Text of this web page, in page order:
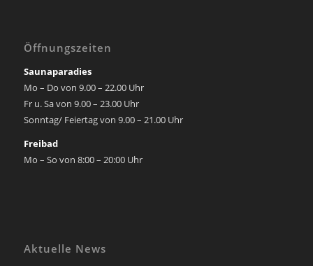
Öffnungszeiten
Saunaparadies
Mo – Do von 9.00 – 22.00 Uhr
Fr u. Sa von 9.00 – 23.00 Uhr
Sonntag/ Feiertag von 9.00 – 21.00 Uhr
Freibad
Mo – So von 8:00 – 20:00 Uhr
Aktuelle News